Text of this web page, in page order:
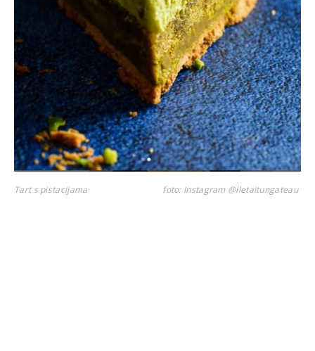
Tart s pistacijama foto: Instagram @iletaitungateau